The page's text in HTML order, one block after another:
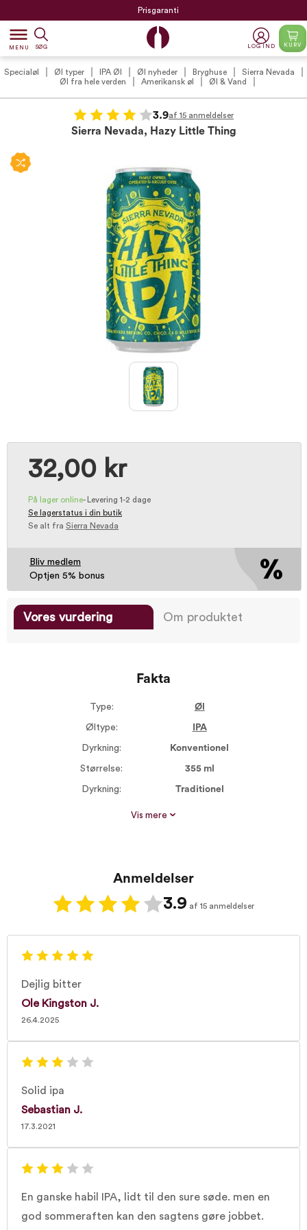
Prisgaranti
dehaze
MENU SØG LOG IND KURV
Specialøl Øl typer IPA Øl Øl nyheder Bryghuse
Sierra Nevada
Øl fra hele verden
Amerikansk øl Øl & Vand
3.9af 15 anmeldelser
Sierra Nevada, Hazy Little Thing
32,00 kr
På lager online-
Levering 1-2 dage
Se lagerstatus i din butik
Se alt fra Sierra Nevada
Bliv medlem
Optjen 5% bonus
Vores vurdering Om produktet
Fakta
Type: Øl
Øltype: IPA
Dyrkning: Konventionel
Størrelse: 355 ml
Dyrkning: Traditionel
Vis mere
Anmeldelser
3.9 af 15 anmeldelser
Dejlig bitter
Ole Kingston J.
26.4.2025
Solid ipa
Sebastian J.
17.3.2021
En ganske habil IPA, lidt til den sure søde. men en
god sommeraften kan den sagtens gøre jobbet.